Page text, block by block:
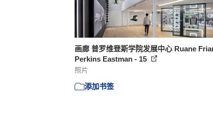
画廊 普罗维登斯学院发展中心 Ruane
Perkins Eastman - 15
照片
添加书签